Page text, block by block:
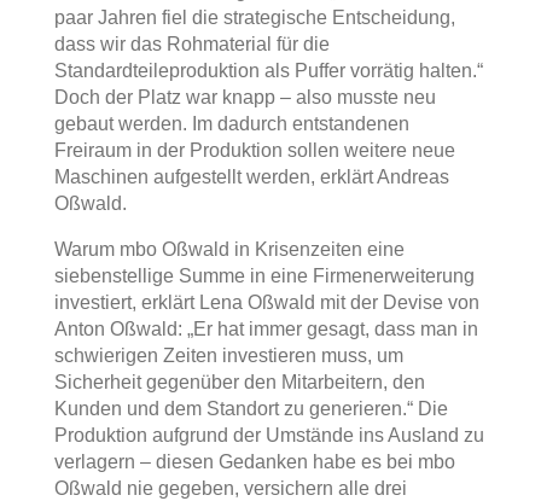
paar Jahren fiel die strategische Entscheidung,
dass wir das Rohmaterial für die
Standardteileproduktion als Puffer vorrätig halten.“
Doch der Platz war knapp – also musste neu
gebaut werden. Im dadurch entstandenen
Freiraum in der Produktion sollen weitere neue
Maschinen aufgestellt werden, erklärt Andreas
Oßwald.
Warum mbo Oßwald in Krisenzeiten eine
siebenstellige Summe in eine Firmenerweiterung
investiert, erklärt Lena Oßwald mit der Devise von
Anton Oßwald: „Er hat immer gesagt, dass man in
schwierigen Zeiten investieren muss, um
Sicherheit gegenüber den Mitarbeitern, den
Kunden und dem Standort zu generieren.“ Die
Produktion aufgrund der Umstände ins Ausland zu
verlagern – diesen Gedanken habe es bei mbo
Oßwald nie gegeben, versichern alle drei